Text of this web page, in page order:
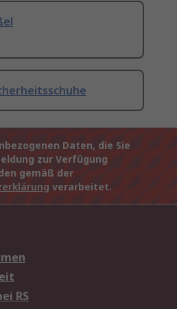
Daten, die Sie
zur Verfügung
gemäß der
verarbeitet.
RS